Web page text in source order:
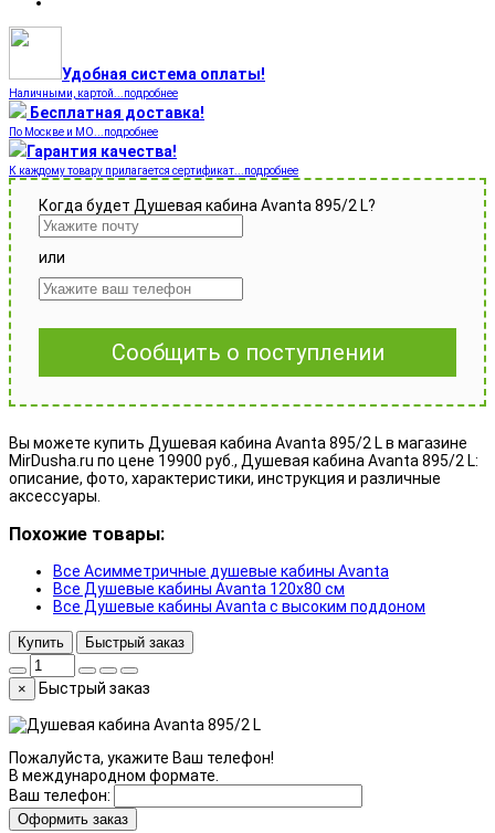
Удобная система оплаты!
Наличными, картой...подробнее
Бесплатная доставка!
По Москве и МО...подробнее
Гарантия качества!
К каждому товару прилагается сертификат...подробнее
Когда будет Душевая кабина Avanta 895/2 L?
или
Сообщить о поступлении
Вы можете купить Душевая кабина Avanta 895/2 L в магазине
MirDusha.ru по цене 19900 руб., Душевая кабина Avanta 895/2 L:
описание, фото, характеристики, инструкция и различные
аксессуары.
Похожие товары:
Все Асимметричные душевые кабины Avanta
Все Душевые кабины Avanta 120x80 см
Все Душевые кабины Avanta с высоким поддоном
Купить Быстрый заказ
× Быстрый заказ
Пожалуйста, укажите Ваш телефон!
В международном формате.
Ваш телефон:
Оформить заказ